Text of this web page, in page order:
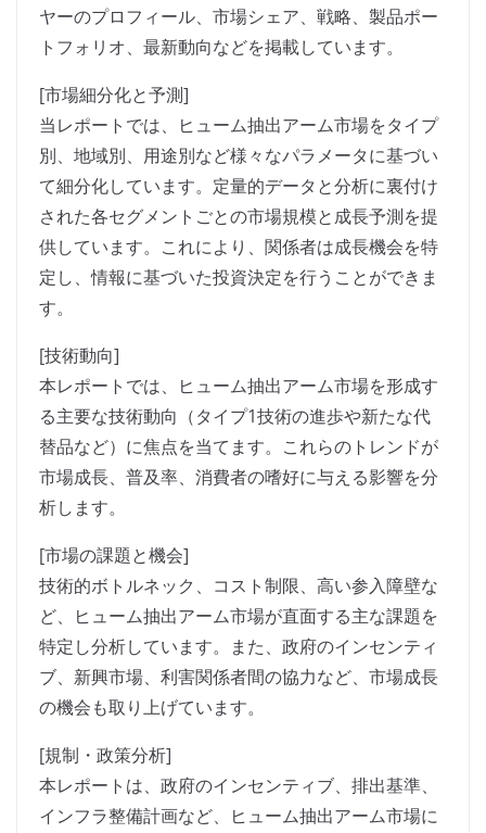
ヤーのプロフィール、市場シェア、戦略、製品ポー
トフォリオ、最新動向などを掲載しています。
[市場細分化と予測]
当レポートでは、ヒューム抽出アーム市場をタイプ
別、地域別、用途別など様々なパラメータに基づい
て細分化しています。定量的データと分析に裏付け
された各セグメントごとの市場規模と成長予測を提
供しています。これにより、関係者は成長機会を特
定し、情報に基づいた投資決定を行うことができま
す。
[技術動向]
本レポートでは、ヒューム抽出アーム市場を形成す
る主要な技術動向（タイプ1技術の進歩や新たな代
替品など）に焦点を当てます。これらのトレンドが
市場成長、普及率、消費者の嗜好に与える影響を分
析します。
[市場の課題と機会]
技術的ボトルネック、コスト制限、高い参入障壁な
ど、ヒューム抽出アーム市場が直面する主な課題を
特定し分析しています。また、政府のインセンティ
ブ、新興市場、利害関係者間の協力など、市場成長
の機会も取り上げています。
[規制・政策分析]
本レポートは、政府のインセンティブ、排出基準、
インフラ整備計画など、ヒューム抽出アーム市場に